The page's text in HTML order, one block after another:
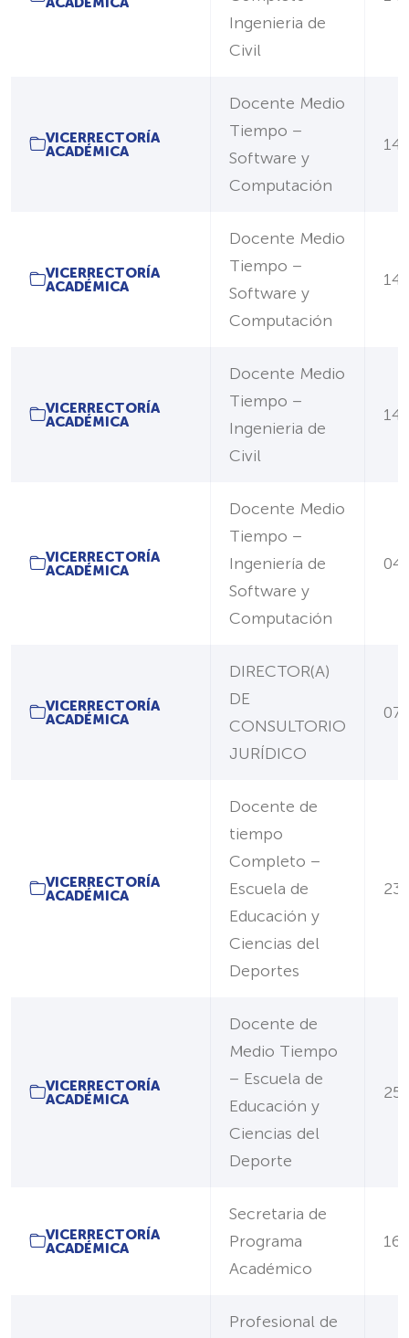
Ingenieria de
Civil
VICERRECTORÍA
ACADÉMICA
Docente Medio
Tiempo –
Software y
Computación
VICERRECTORÍA
ACADÉMICA
Docente Medio
Tiempo –
Software y
Computación
VICERRECTORÍA
ACADÉMICA
Docente Medio
Tiempo –
Ingenieria de
Civil
VICERRECTORÍA
ACADÉMICA
Docente Medio
Tiempo –
Ingeniería de
Software y
Computación
VICERRECTORÍA
ACADÉMICA
DIRECTOR(A)
DE
CONSULTORIO
JURÍDICO
VICERRECTORÍA
ACADÉMICA
Docente de
tiempo
Completo –
Escuela de
Educación y
Ciencias del
Deportes
VICERRECTORÍA
ACADÉMICA
Docente de
Medio Tiempo
– Escuela de
Educación y
Ciencias del
Deporte
VICERRECTORÍA
ACADÉMICA
Secretaria de
Programa
Académico
Profesional de